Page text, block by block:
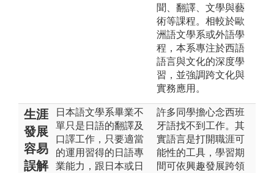
聞、翻譯、文學與藝
術等課程。相較於歐
洲語文學系或外語學
程，本系專注於西語
語言與文化的深度學
習，並強調跨文化與
實務應用。
生涯
發展
容易
誤解
日本語文學系畢業不
單只是日語的翻譯及
口譯工作，只要適當
的運用習得的日語專
業能力，跟日本或日
許多同學擔心念西班
牙語找不到工作。其
實語言是打開職涯可
能性的工具，學習期
間可依興趣發展跨領